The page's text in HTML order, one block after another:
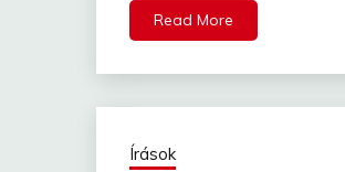
Read More
Írások